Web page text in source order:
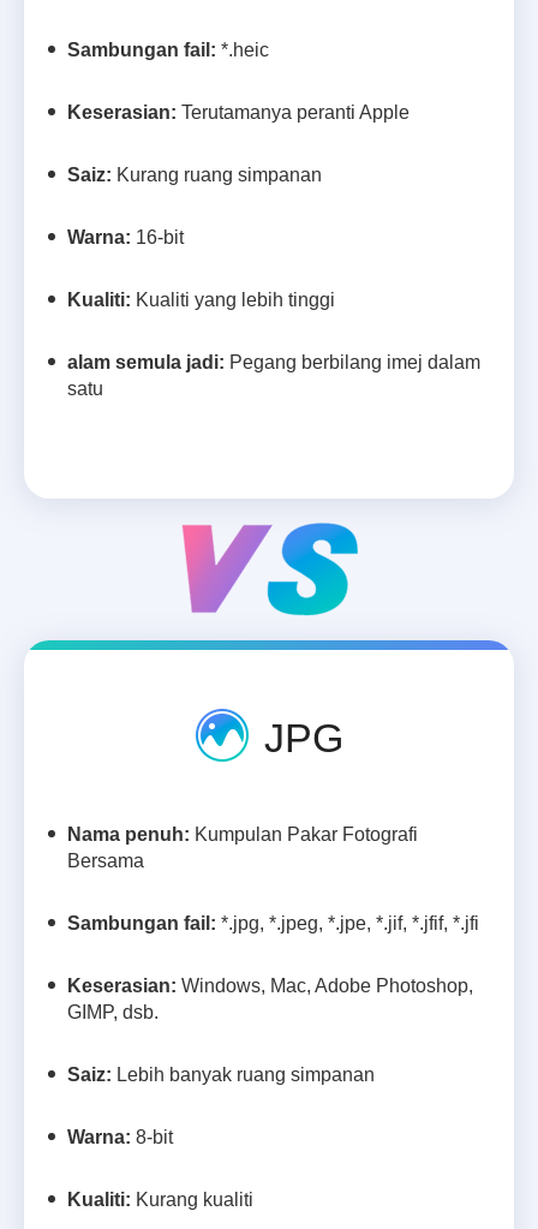
Sambungan fail: *.heic
Keserasian: Terutamanya peranti Apple
Saiz: Kurang ruang simpanan
Warna: 16-bit
Kualiti: Kualiti yang lebih tinggi
alam semula jadi: Pegang berbilang imej dalam
satu
JPG
Nama penuh: Kumpulan Pakar Fotografi
Bersama
Sambungan fail: *.jpg, *.jpeg, *.jpe, *.jif, *.jfif, *.jfi
Keserasian: Windows, Mac, Adobe Photoshop,
GIMP, dsb.
Saiz: Lebih banyak ruang simpanan
Warna: 8-bit
Kualiti: Kurang kualiti